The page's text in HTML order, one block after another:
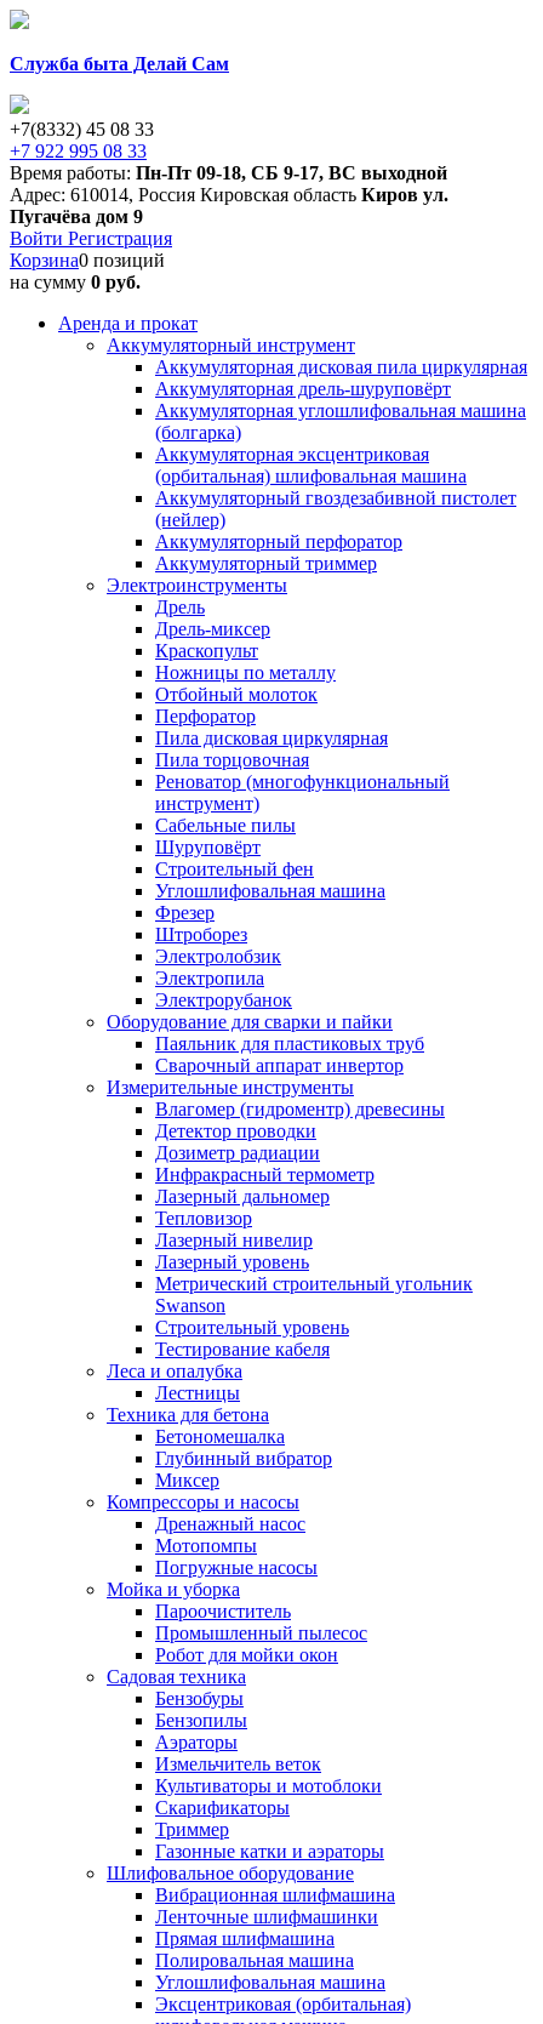
Служба быта Делай Сам
+7(8332) 45 08 33
+7 922 995 08 33
Время работы: Пн-Пт 09-18, СБ 9-17, ВС выходной
Адрес: 610014, Россия Кировская область Киров ул.
Пугачёва дом 9
Войти Регистрация
Корзина0 позиций
на сумму 0 руб.
Аренда и прокат
Аккумуляторный инструмент
Аккумуляторная дисковая пила циркулярная
Аккумуляторная дрель-шуруповёрт
Аккумуляторная углошлифовальная машина
(болгарка)
Аккумуляторная эксцентриковая
(орбитальная) шлифовальная машина
Аккумуляторный гвоздезабивной пистолет
(нейлер)
Аккумуляторный перфоратор
Аккумуляторный триммер
Электроинструменты
Дрель
Дрель-миксер
Краскопульт
Ножницы по металлу
Отбойный молоток
Перфоратор
Пила дисковая циркулярная
Пила торцовочная
Реноватор (многофункциональный
инструмент)
Сабельные пилы
Шуруповёрт
Строительный фен
Углошлифовальная машина
Фрезер
Штроборез
Электролобзик
Электропила
Электрорубанок
Оборудование для сварки и пайки
Паяльник для пластиковых труб
Сварочный аппарат инвертор
Измерительные инструменты
Влагомер (гидроментр) древесины
Детектор проводки
Дозиметр радиации
Инфракрасный термометр
Лазерный дальномер
Тепловизор
Лазерный нивелир
Лазерный уровень
Метрический строительный угольник
Swanson
Строительный уровень
Тестирование кабеля
Леса и опалубка
Лестницы
Техника для бетона
Бетономешалка
Глубинный вибратор
Миксер
Компрессоры и насосы
Дренажный насос
Мотопомпы
Погружные насосы
Мойка и уборка
Пароочиститель
Промышленный пылесос
Робот для мойки окон
Садовая техника
Бензобуры
Бензопилы
Аэраторы
Измельчитель веток
Культиваторы и мотоблоки
Скарификаторы
Триммер
Газонные катки и аэраторы
Шлифовальное оборудование
Вибрационная шлифмашина
Ленточные шлифмашинки
Прямая шлифмашина
Полировальная машина
Углошлифовальная машина
Эксцентриковая (орбитальная)